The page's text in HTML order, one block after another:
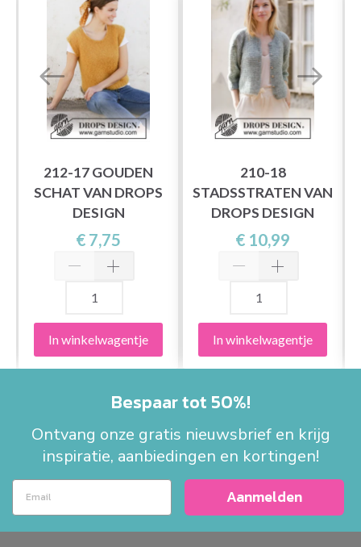
212-17 GOUDEN
SCHAT VAN DROPS
DESIGN
€ 7,75
In winkelwagentje
210-18
STADSSTRATEN VAN
DROPS DESIGN
€ 10,99
In winkelwagentje
Bespaar tot 50%!
Ontvang onze gratis nieuwsbrief en krijg
inspiratie, aanbiedingen en kortingen!
Aanmelden